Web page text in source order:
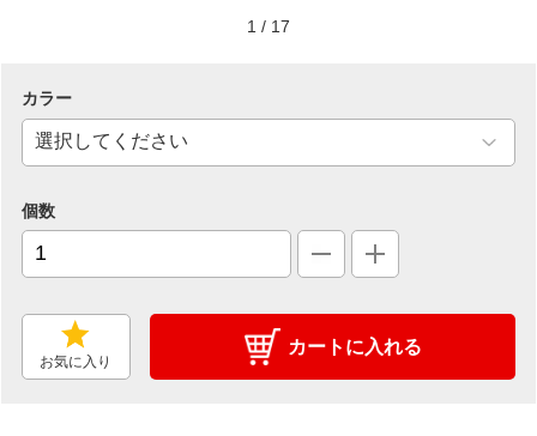
1 / 17
カラー
個数
お気に入り
カートに入れる